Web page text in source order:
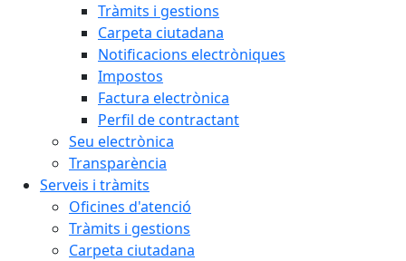
Tràmits i gestions
Carpeta ciutadana
Notificacions electròniques
Impostos
Factura electrònica
Perfil de contractant
Seu electrònica
Transparència
Serveis i tràmits
Oficines d'atenció
Tràmits i gestions
Carpeta ciutadana